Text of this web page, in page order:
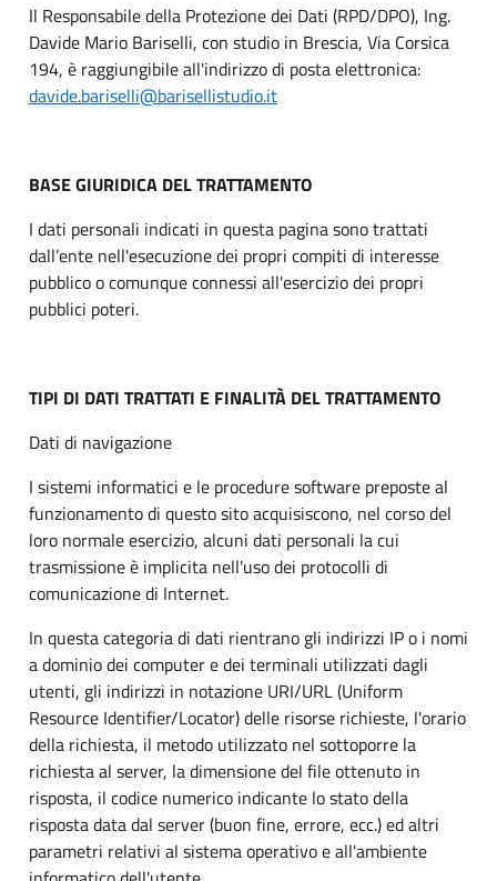
Il Responsabile della Protezione dei Dati (RPD/DPO), Ing.
Davide Mario Bariselli, con studio in Brescia, Via Corsica
194, è raggiungibile all'indirizzo di posta elettronica:
davide.bariselli@barisellistudio.it
BASE GIURIDICA DEL TRATTAMENTO
I dati personali indicati in questa pagina sono trattati
dall’ente nell'esecuzione dei propri compiti di interesse
pubblico o comunque connessi all'esercizio dei propri
pubblici poteri.
TIPI DI DATI TRATTATI E FINALITÀ DEL TRATTAMENTO
Dati di navigazione
I sistemi informatici e le procedure software preposte al
funzionamento di questo sito acquisiscono, nel corso del
loro normale esercizio, alcuni dati personali la cui
trasmissione è implicita nell'uso dei protocolli di
comunicazione di Internet.
In questa categoria di dati rientrano gli indirizzi IP o i nomi
a dominio dei computer e dei terminali utilizzati dagli
utenti, gli indirizzi in notazione URI/URL (Uniform
Resource Identifier/Locator) delle risorse richieste, l'orario
della richiesta, il metodo utilizzato nel sottoporre la
richiesta al server, la dimensione del file ottenuto in
risposta, il codice numerico indicante lo stato della
risposta data dal server (buon fine, errore, ecc.) ed altri
parametri relativi al sistema operativo e all'ambiente